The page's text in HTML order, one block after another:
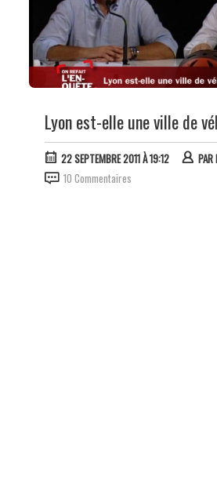
Lyon est-elle une ville de
22 SEPTEMBRE 2011 À 19:12 PAR
10 Commentaires